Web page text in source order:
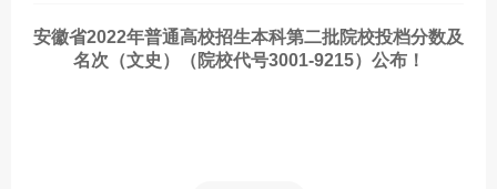
安徽省2022年普通高校招生本科第二批院校投档分数及
名次（文史）（院校代号3001-9215）公布！